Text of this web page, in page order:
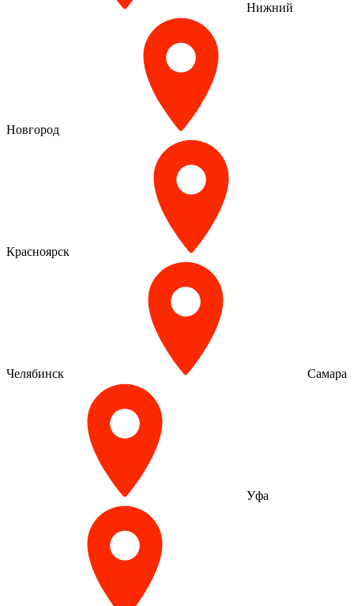
Нижний
Новгород
Красноярск
Челябинск Самара
Уфа